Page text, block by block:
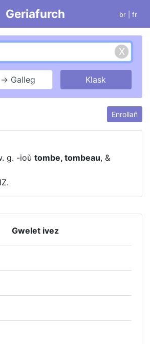
Geriafurch br | fr
Galleg
Enrollañ
g. -ioù tombe, tombeau, &
Gwelet ivez